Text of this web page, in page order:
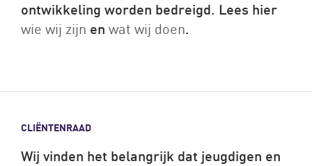
ontwikkeling worden bedreigd. Lees hier
wie wij zijn en wat wij doen.
CLIËNTENRAAD
Wij vinden het belangrijk dat jeugdigen en